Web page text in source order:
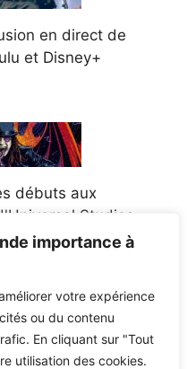
importance à
votre expérience
ou du contenu
En cliquant sur "Tout
utilisation des cookies.
en direct de
et Disney+
débuts aux
Studios
de l'Ohio après la